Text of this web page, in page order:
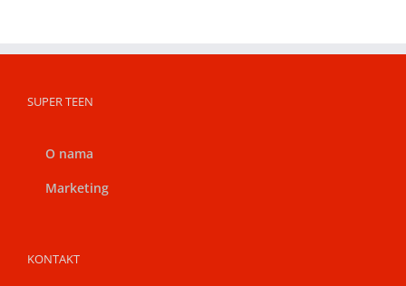
SUPER TEEN
O nama
Marketing
KONTAKT